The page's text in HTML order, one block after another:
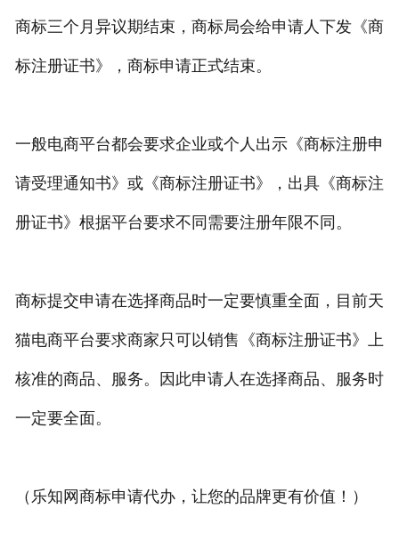
商标三个月异议期结束，商标局会给申请人下发《商
标注册证书》，商标申请正式结束。
一般电商平台都会要求企业或个人出示《商标注册申
请受理通知书》或《商标注册证书》，出具《商标注
册证书》根据平台要求不同需要注册年限不同。
商标提交申请在选择商品时一定要慎重全面，目前天
猫电商平台要求商家只可以销售《商标注册证书》上
核准的商品、服务。因此申请人在选择商品、服务时
一定要全面。
（乐知网商标申请代办，让您的品牌更有价值！）